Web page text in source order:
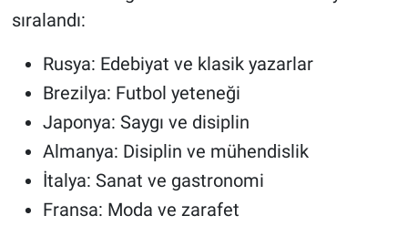
sıralandı:
Rusya: Edebiyat ve klasik yazarlar
Brezilya: Futbol yeteneği
Japonya: Saygı ve disiplin
Almanya: Disiplin ve mühendislik
İtalya: Sanat ve gastronomi
Fransa: Moda ve zarafet